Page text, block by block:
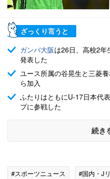
ざっくり言うと
ガンバ大阪は26日、高校2年
発表した
ユース所属の谷晃生と三菱
ら加入
ふたりはともにU-17日本代
プに参戦した
続き
#スポーツニュース #国内・J